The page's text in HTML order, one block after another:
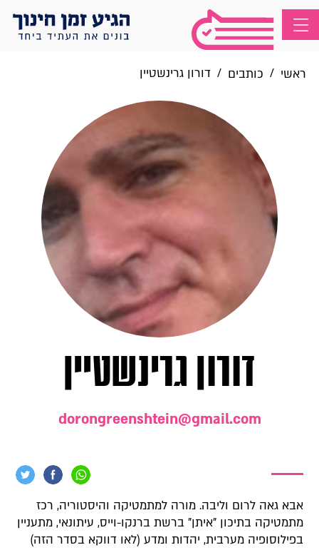
ראשי / כותבים / דורון גרינשטיין
אבא גאה לרום וליבה. מורה למתמטיקה והיסטוריה, רכז
מתמטיקה בתיכון "איתן" ברשת ברנקו-וייס, עיתונאי, מתעניין
בפילוסופיה מערבית, יהדות ומדע (לאו דווקא בסדר הזה)
דורון גרינשטיין
dorongreenshtein@gmail.com